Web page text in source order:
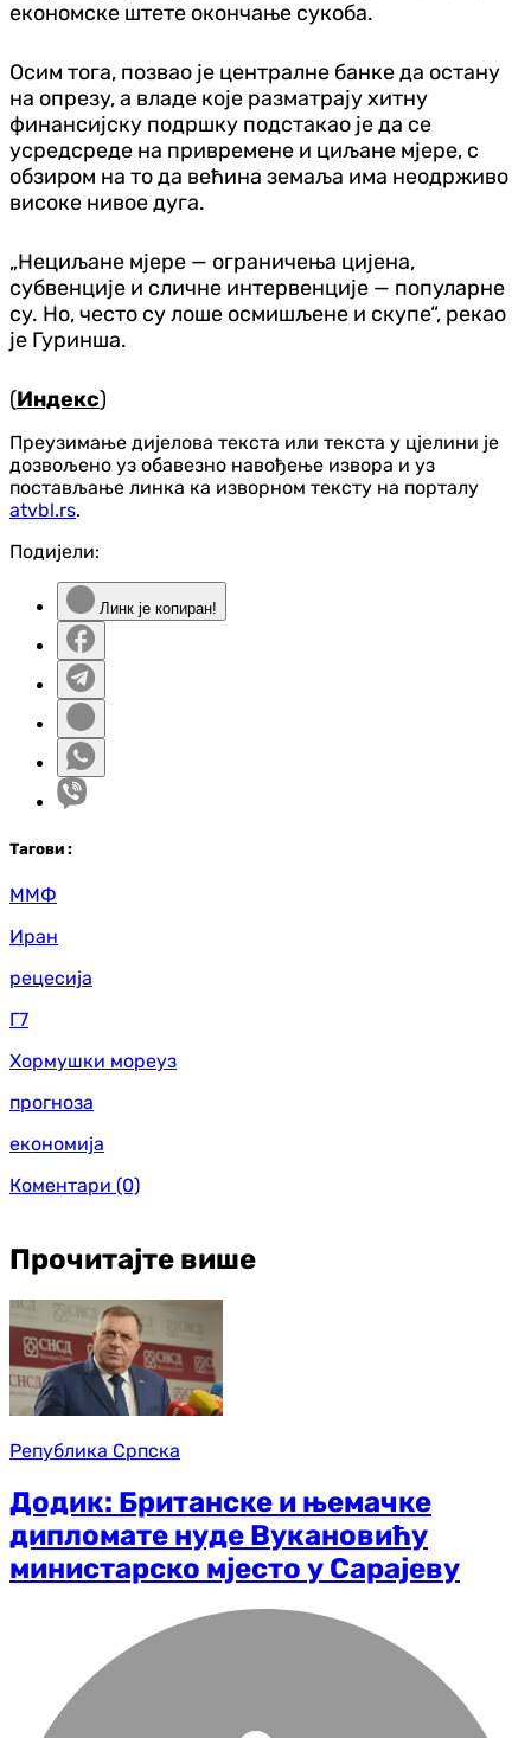
економске штете окончање сукоба.
Осим тога, позвао је централне банке да остану
на опрезу, а владе које разматрају хитну
финансијску подршку подстакао је да се
усредсреде на привремене и циљане мјере, с
обзиром на то да већина земаља има неодрживо
високе нивое дуга.
„Нециљане мјере — ограничења цијена,
субвенције и сличне интервенције — популарне
су. Но, често су лоше осмишљене и скупе“, рекао
је Гуринша.
(Индекс)
Преузимање дијелова текста или текста у цјелини је
дозвољено уз обавезно навођење извора и уз
постављање линка ка изворном тексту на порталу
atvbl.rs.
Подијели:
Линк је копиран!
Тагови :
ММФ
Иран
рецесија
Г7
Хормушки мореуз
прогноза
економија
Коментари (0)
Прочитајте више
Република Српска
Додик: Британске и њемачке
дипломате нуде Вукановићу
министарско мјесто у Сарајеву